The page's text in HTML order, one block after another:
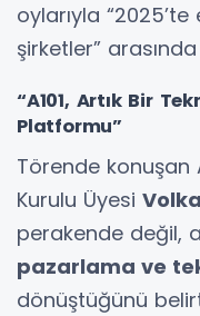
oylarıyla
şirketler” arasında
“A101, Artık Bir
Platformu”
Törende konuşan
Kurulu Üyesi
perakende değil,
pazarlama ve
dönüştüğünü